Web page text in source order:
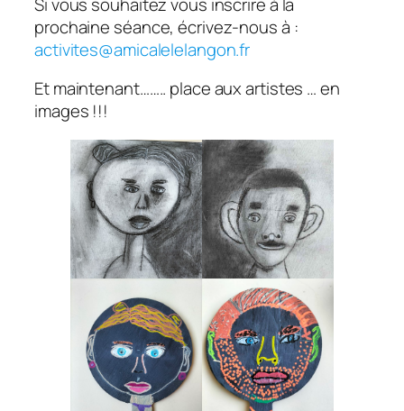
prochaine séance, écrivez-nous à :
activites@amicalelelangon.fr
Et maintenant…….. place aux artistes … en
images !!!